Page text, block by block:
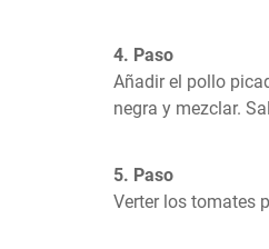
4. Paso
Añadir el pollo
negra y mezclar.
5. Paso
Verter los tomates